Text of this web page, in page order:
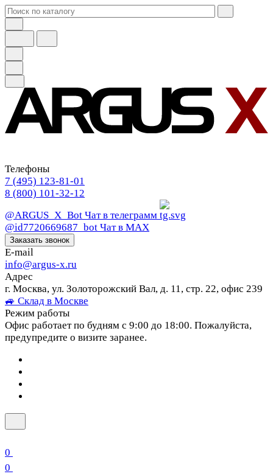
Телефоны
7 (495) 123-81-01
8 (800) 101-32-12
@ARGUS_X_Bot Чат в телеграмм
@id7720669687_bot Чат в МАХ
Заказать звонок
E-mail
info@argus-x.ru
Адрес
г. Москва, ул. Золоторожский Вал, д. 11, стр. 22, офис 239
🚙 Склад в Москве
Режим работы
Офис работает по будням с 9:00 до 18:00. Пожалуйста,
предупредите о визите заранее.
0
0